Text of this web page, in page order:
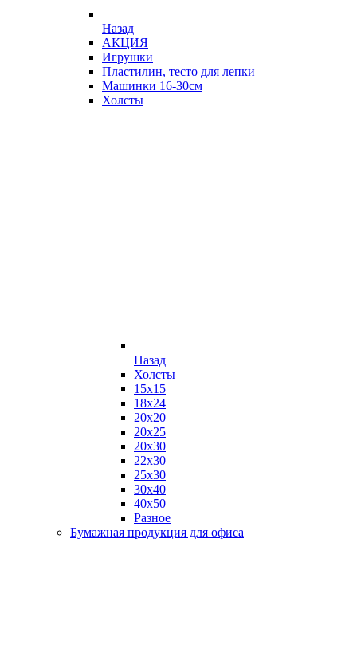
Назад
АКЦИЯ
Игрушки
Пластилин, тесто для лепки
Машинки 16-30см
Холсты
Назад
Холсты
15х15
18х24
20х20
20х25
20х30
22х30
25х30
30х40
40х50
Разное
Бумажная продукция для офиса